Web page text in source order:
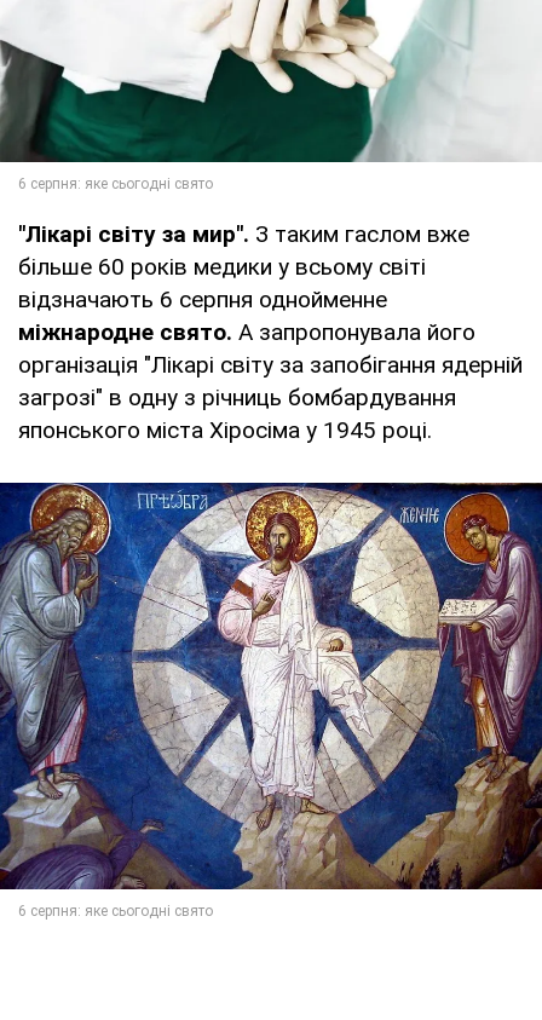
"Лікарі світу за мир". З таким гаслом вже
більше 60 років медики у всьому світі
відзначають 6 серпня однойменне
міжнародне свято. А запропонувала його
організація "Лікарі світу за запобігання ядерній
загрозі" в одну з річниць бомбардування
японського міста Хіросіма у 1945 році.